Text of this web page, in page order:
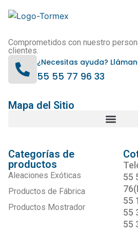
Comprometidos con nuestro
clientes.
¿Necesitas ayuda?
55 55 77 96 33
Mapa del Sitio
Categorías de
productos
Aleaciones Exóticas
Productos de Fábrica
Productos Mostrador
55
55
55
55